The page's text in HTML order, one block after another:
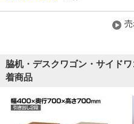
脇机・デスクワゴン・サイド
着商品